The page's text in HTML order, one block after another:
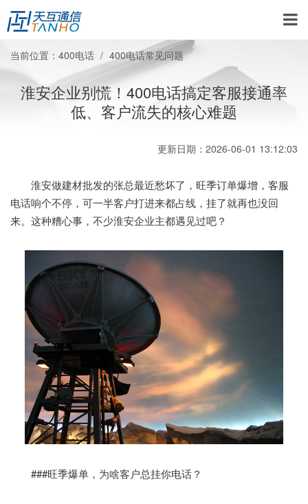
当前位置： 400电话 400电话常见问题
淮安企业别慌！400电话搞定客服接通率
低、客户流失的核心难题
更新日期：2026-06-01 13:12:03
淮安做建材批发的张总最近愁坏了，旺季订单爆增，客服
电话响个不停，可一半客户打进来都占线，挂了就再也没回
来。这种糟心事，不少淮安企业主都遇见过吧？
###旺季爆单，为啥客户总挂你电话？